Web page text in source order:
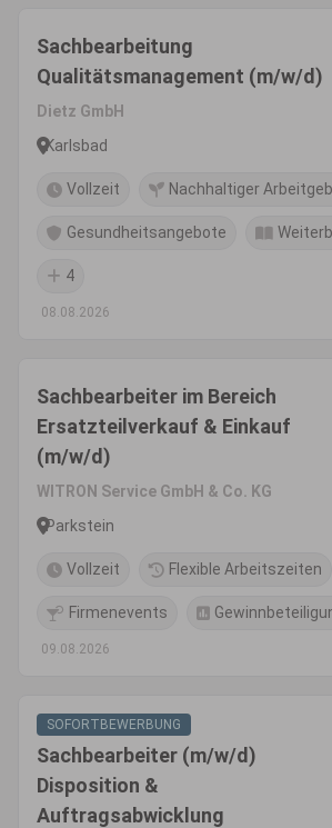
Sachbearbeitung
Qualitätsmanagement (m/w/d)
Dietz GmbH
Karlsbad
Vollzeit Nachhaltiger
Gesundheitsangebote
4
08.08.2026
Sachbearbeiter im Bereich
Ersatzteilverkauf & Einkauf
(m/w/d)
WITRON Service GmbH & Co. KG
Parkstein
Vollzeit Flexible Arbeitszeiten
Firmenevents
09.08.2026
SOFORTBEWERBUNG
Sachbearbeiter (m/w/d)
Disposition &
Auftragsabwicklung